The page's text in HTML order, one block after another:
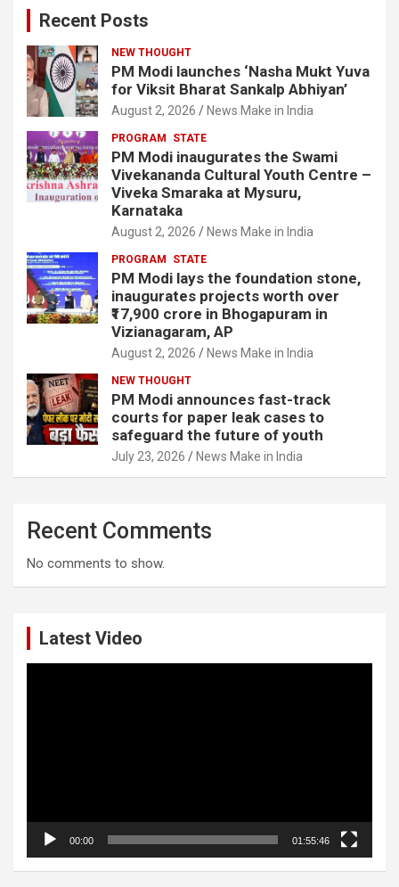
Recent Posts
NEW THOUGHT
PM Modi launches ‘Nasha Mukt Yuva
for Viksit Bharat Sankalp Abhiyan’
August 2, 2026 News Make in India
PROGRAM STATE
PM Modi inaugurates the Swami
Vivekananda Cultural Youth Centre –
Viveka Smaraka at Mysuru,
Karnataka
August 2, 2026 News Make in India
PROGRAM STATE
PM Modi lays the foundation stone,
inaugurates projects worth over
₹17,900 crore in Bhogapuram in
Vizianagaram, AP
August 2, 2026 News Make in India
NEW THOUGHT
PM Modi announces fast-track
courts for paper leak cases to
safeguard the future of youth
July 23, 2026 News Make in India
Recent Comments
No comments to show.
Latest Video
00:00 01:55:46